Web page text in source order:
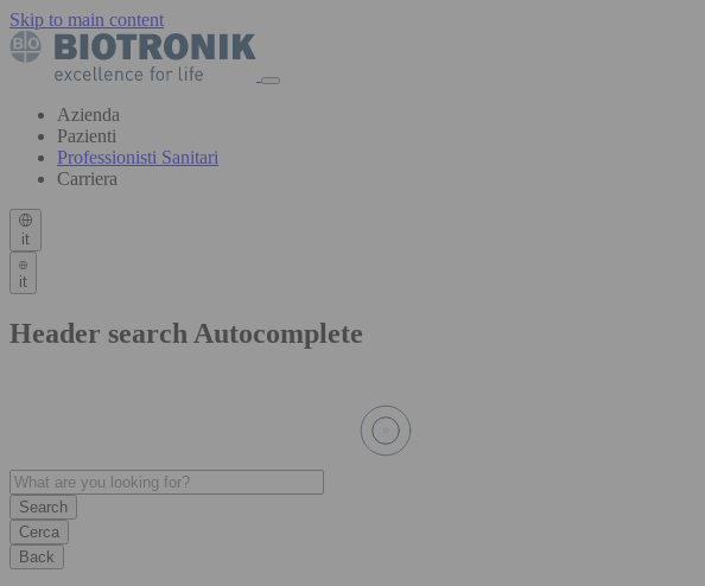
Skip to main content
Azienda
Pazienti
Professionisti Sanitari
Carriera
it
it
Header search Autocomplete
Cerca
Back